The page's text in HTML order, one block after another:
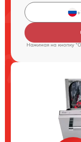
Нажимая на кнопку